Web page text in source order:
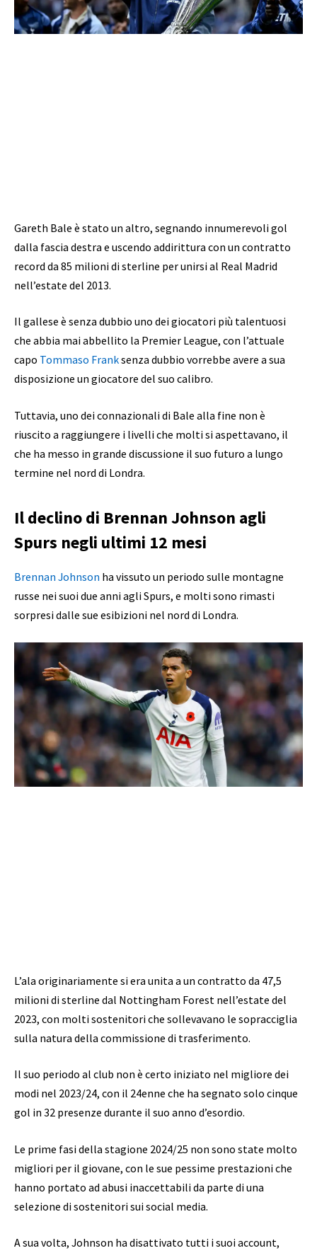
Gareth Bale è stato un altro, segnando innumerevoli gol
dalla fascia destra e uscendo addirittura con un contratto
record da 85 milioni di sterline per unirsi al Real Madrid
nell’estate del 2013.
Il gallese è senza dubbio uno dei giocatori più talentuosi
che abbia mai abbellito la Premier League, con l’attuale
capo Tommaso Franksenza dubbio vorrebbe avere a sua
disposizione un giocatore del suo calibro.
Tuttavia, uno dei connazionali di Bale alla fine non è
riuscito a raggiungere i livelli che molti si aspettavano, il
che ha messo in grande discussione il suo futuro a lungo
termine nel nord di Londra.
Il declino di Brennan Johnson agli
Spurs negli ultimi 12 mesi
Brennan Johnson ha vissuto un periodo sulle montagne
russe nei suoi due anni agli Spurs, e molti sono rimasti
sorpresi dalle sue esibizioni nel nord di Londra.
L’ala originariamente si era unita a un contratto da 47,5
milioni di sterline dal Nottingham Forest nell’estate del
2023, con molti sostenitori che sollevavano le sopracciglia
sulla natura della commissione di trasferimento.
Il suo periodo al club non è certo iniziato nel migliore dei
modi nel 2023/24, con il 24enne che ha segnato solo cinque
gol in 32 presenze durante il suo anno d’esordio.
Le prime fasi della stagione 2024/25 non sono state molto
migliori per il giovane, con le sue pessime prestazioni che
hanno portato ad abusi inaccettabili da parte di una
selezione di sostenitori sui social media.
A sua volta, Johnson ha disattivato tutti i suoi account,